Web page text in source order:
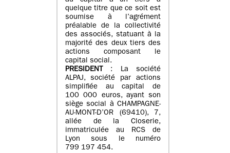
quelque titre que ce soit est
soumise à l’agrément
préalable de la collectivité
des associés, statuant à la
majorité des deux tiers des
actions composant le
capital social.
PRESIDENT
: La société
ALPAJ, société par actions
simplifiée au capital de
100 000 euros, ayant son
siège social à CHAMPAGNE-
AU-MONT-D’OR (69410), 7,
allée de la Closerie,
immatriculée au RCS de
Lyon sous le numéro
799 197 454.